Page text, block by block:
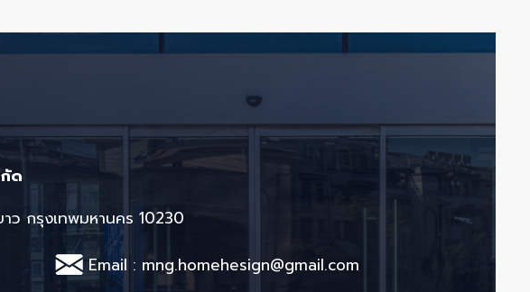
ด
ว กรุงเทพมหานคร 10230
Email : mng.homehesign@gmail.com